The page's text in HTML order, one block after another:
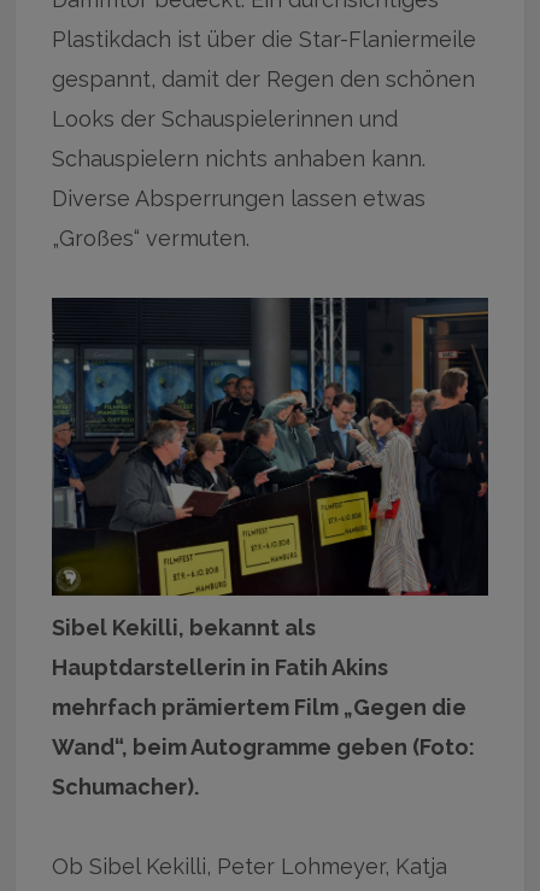
Plastikdach ist über die Star-Flaniermeile
gespannt, damit der Regen den schönen
Looks der Schauspielerinnen und
Schauspielern nichts anhaben kann.
Diverse Absperrungen lassen etwas
„Großes“ vermuten.
Sibel Kekilli, bekannt als
Hauptdarstellerin in Fatih Akins
mehrfach prämiertem Film „Gegen die
Wand“, beim Autogramme geben (Foto:
Schumacher).
Ob Sibel Kekilli, Peter Lohmeyer, Katja